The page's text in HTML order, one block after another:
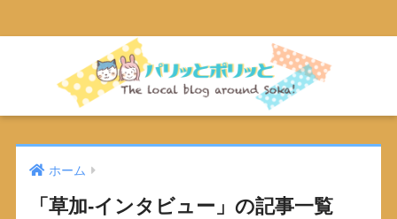
ホーム
「草加-インタビュー」の記事一覧